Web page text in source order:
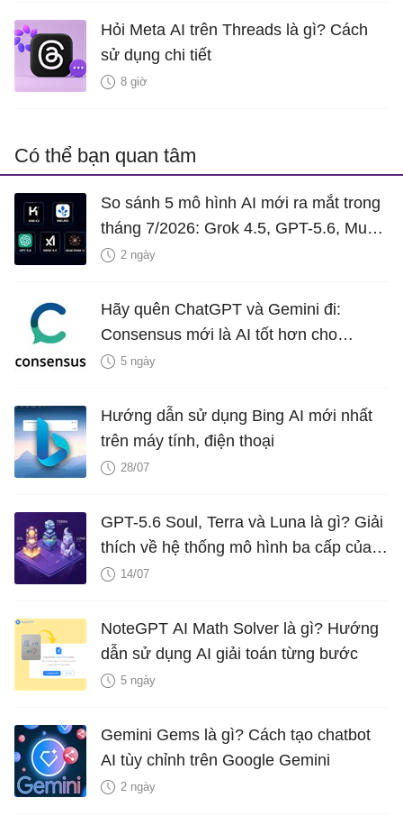
Hỏi Meta AI trên Threads là gì? Cách
sử dụng chi tiết
8 giờ
Có thể bạn quan tâm
So sánh 5 mô hình AI mới ra mắt trong
tháng 7/2026: Grok 4.5, GPT-5.6, Muse
Spark 1.1, Inkling và Kimi K3
2 ngày
Hãy quên ChatGPT và Gemini đi:
Consensus mới là AI tốt hơn cho
nghiên cứu!
5 ngày
Hướng dẫn sử dụng Bing AI mới nhất
trên máy tính, điện thoại
28/07
GPT-5.6 Soul, Terra và Luna là gì? Giải
thích về hệ thống mô hình ba cấp của
OpenAI
14/07
NoteGPT AI Math Solver là gì? Hướng
dẫn sử dụng AI giải toán từng bước
5 ngày
Gemini Gems là gì? Cách tạo chatbot
AI tùy chỉnh trên Google Gemini
2 ngày